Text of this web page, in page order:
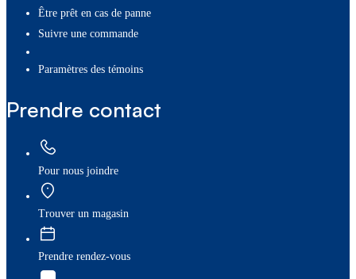
Être prêt en cas de panne
Suivre une commande
paramètres des témoins
Prendre contact
Pour nous joindre
Trouver un magasin
Prendre rendez-vous